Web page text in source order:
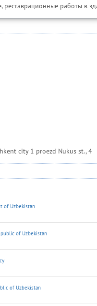
реставрационные работы в
city 1 proezd Nukus st., 4
of Uzbekistan
of Uzbekistan
of Uzbekistan